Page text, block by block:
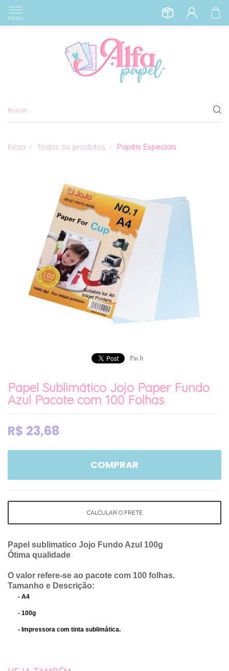
MENU
Início Todos os produtos Papéis Especiais
Pin It
Papel Sublimático Jojo Paper Fundo
Azul Pacote com 100 Folhas
R$ 23,68
COMPRAR
CALCULAR O FRETE
Papel sublimatico Jojo Fundo Azul 100g
Ótima qualidade
O valor refere-se ao pacote com 100 folhas.
Tamanho e Descrição:
- A4
- 100g
- Impressora com tinta sublimática.